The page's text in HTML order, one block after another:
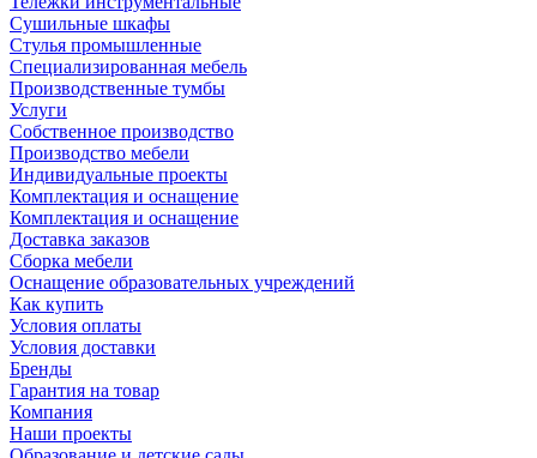
Сушильные шкафы
Стулья промышленные
Специализированная мебель
Производственные тумбы
Услуги
Собственное производство
Производство мебели
Индивидуальные проекты
Комплектация и оснащение
Комплектация и оснащение
Доставка заказов
Сборка мебели
Оснащение образовательных учреждений
Как купить
Условия оплаты
Условия доставки
Бренды
Гарантия на товар
Компания
Наши проекты